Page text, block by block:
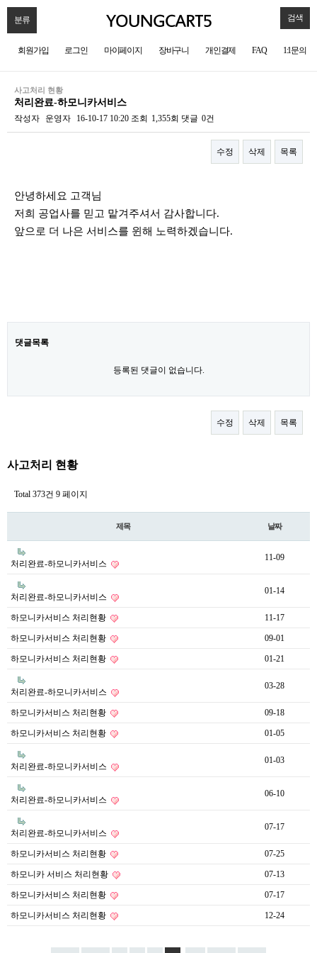
분류 검색
회원가입 로그인 마이페이지 장바구니 개인결제 FAQ 1:1문의
사고처리 현황
처리완료-하모니카서비스
작성자 운영자 16-10-17 10:20 조회 1,355회 댓글 0건
수정 삭제 목록
안녕하세요 고객님
저희 공업사를 믿고 맡겨주셔서 감사합니다.
앞으로 더 나은 서비스를 윈해 노력하겠습니다.
댓글목록
등록된 댓글이 없습니다.
수정 삭제 목록
사고처리 현황
Total 373건 9 페이지
제목 날짜
처리완료-하모니카서비스
11-09
처리완료-하모니카서비스
01-14
하모니카서비스 처리현황 11-17
하모니카서비스 처리현황 09-01
하모니카서비스 처리현황 01-21
처리완료-하모니카서비스
03-28
하모니카서비스 처리현황 09-18
하모니카서비스 처리현황 01-05
처리완료-하모니카서비스
01-03
처리완료-하모니카서비스
06-10
처리완료-하모니카서비스
07-17
하모니카서비스 처리현황 07-25
하모니카 서비스 처리현황 07-13
하모니카서비스 처리현황 07-17
하모니카서비스 처리현황 12-24